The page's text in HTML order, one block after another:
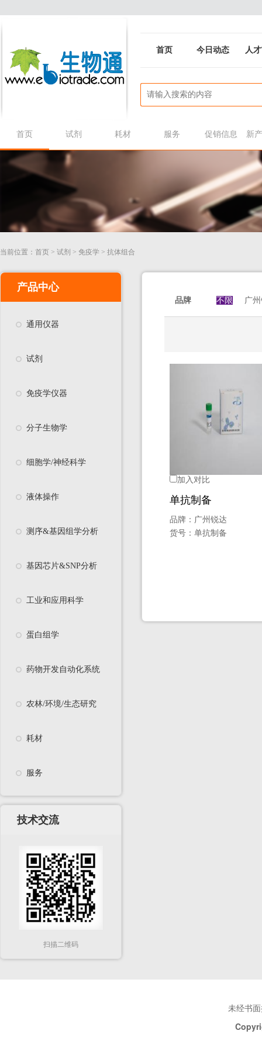
首页 今日动态 人
首页 试剂 耗材 服务 促销信息 新
当前位置： 首页 > 试剂 > 免疫学 > 抗体组合
产品中心
通用仪器
试剂
免疫学仪器
分子生物学
细胞学/神经科学
液体操作
测序&基因组学分析
基因芯片&SNP分析
工业和应用科学
蛋白组学
药物开发自动化系统
农林/环境/生态研究
耗材
服务
技术交流
扫描二维码
品牌 不限 广
加入对比
单抗制备
品牌： 广州锐达
货号： 单抗制备
未经书